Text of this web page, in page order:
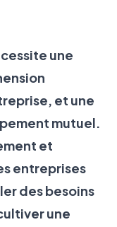
une
et une
mutuel.
et
entreprises
des besoins
une